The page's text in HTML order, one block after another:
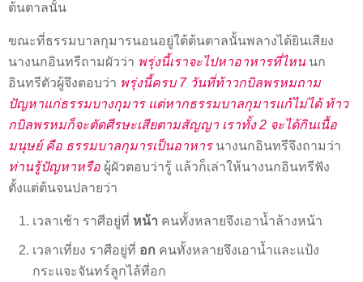
ต้นตาลนั้น
ขณะที่ธรรมบาลกุมารนอนอยู่ใต้ต้นตาลนั้นพลางได้ยินเสียง
นางนกอินทรีถามผัวว่า พรุ่งนี้เราจะไปหาอาหารที่ไหน นก
อินทรีตัวผู้จึงตอบว่า พรุ่งนี้ครบ 7 วันที่ท้าวกบิลพรหมถาม
ปัญหาแก่ธรรมบางกุมาร แต่หากธรรมบาลกุมารแก้ไม่ได้ ท้าว
กบิลพรหมก็จะตัดศีรษะเสียตามสัญญา เราทั้ง 2 จะได้กินเนื้อ
มนุษย์ คือ ธรรมบาลกุมารเป็นอาหารนางนกอินทรีจึงถามว่า
ท่านรู้ปัญหาหรือ ผู้ผัวตอบว่ารู้ แล้วก็เล่าให้นางนกอินทรีฟัง
ตั้งแต่ต้นจนปลายว่า
เวลาเช้า ราศีอยู่ที่ หน้า คนทั้งหลายจึงเอาน้ำล้างหน้า
เวลาเที่ยง ราศีอยู่ที่ อก คนทั้งหลายจึงเอาน้ำและแป้ง
กระแจะจันทร์ลูกไล้ที่อก